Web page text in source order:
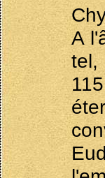
A
tel,